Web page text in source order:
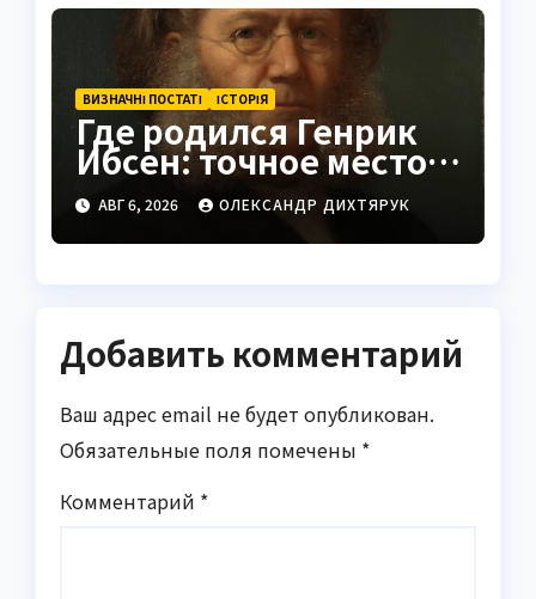
народов
ВИЗНАЧНІ ПОСТАТІ ІСТОРІЯ
Где родился Генрик
Ибсен: точное место и
история
АВГ 6, 2026 ОЛЕКСАНДР ДИХТЯРУК
Добавить комментарий
Ваш адрес email не будет опубликован.
Обязательные поля помечены *
Комментарий *